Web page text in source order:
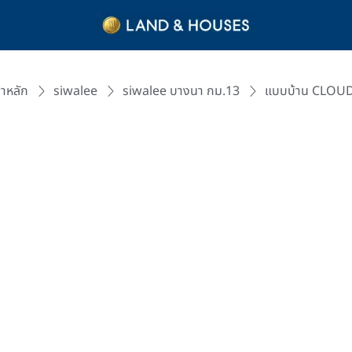
หลัก siwalee siwalee บางนา กม.13 แบบบ้าน